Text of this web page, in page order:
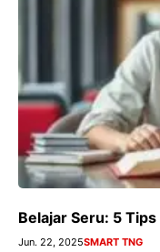
Belajar Seru: 5
Jun. 22, 2025SMART TNG